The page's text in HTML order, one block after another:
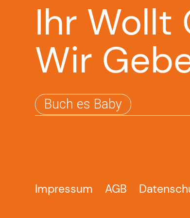
Ihr
Wir
Buch es Baby
Impressum AGB